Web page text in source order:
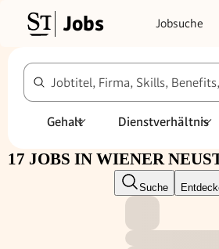
Jobs Jobsuche
Jobtitel, Firma, Skills,
Gehalt Dienstverhältnis
17 JOBS IN WIENER
Suche